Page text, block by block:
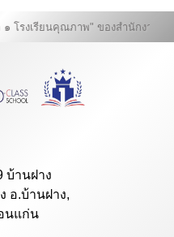
รงเรียนคุณภาพ" ของสำนักงานคณะ
บ้านฝาง
อ.บ้านฝาง,
นแก่น